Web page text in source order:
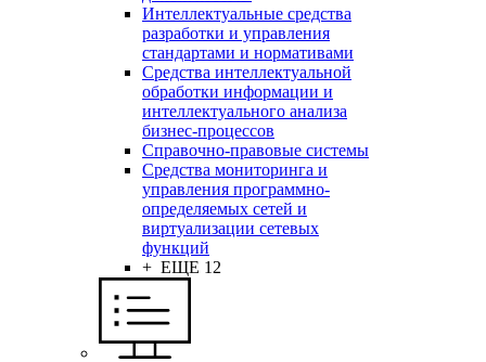
Интеллектуальные средства
разработки и управления
стандартами и нормативами
Средства интеллектуальной
обработки информации и
интеллектуального анализа
бизнес-процессов
Справочно-правовые системы
Средства мониторинга и
управления программно-
определяемых сетей и
виртуализации сетевых
функций
+ ЕЩЕ 12